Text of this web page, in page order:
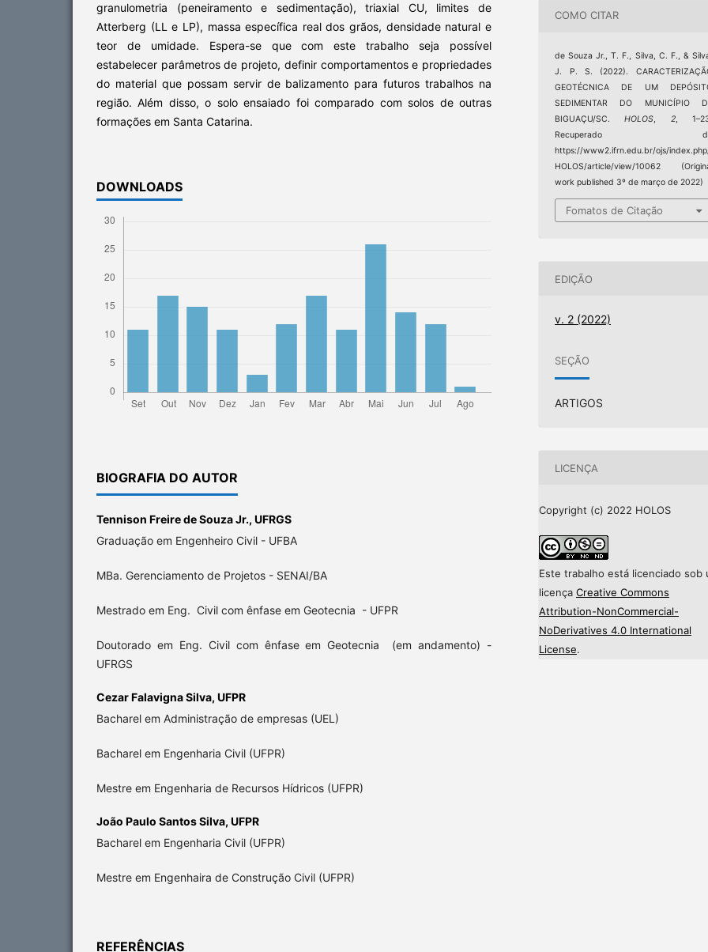
granulometria (peneiramento e sedimentação), triaxial CU, limites de
Atterberg (LL e LP), massa específica real dos grãos, densidade natural e
teor de umidade. Espera-se que com este trabalho seja possível
estabelecer parâmetros de projeto, definir comportamentos e propriedades
do material que possam servir de balizamento para futuros trabalhos na
região. Além disso, o solo ensaiado foi comparado com solos de outras
formações em Santa Catarina.
DOWNLOADS
BIOGRAFIA DO AUTOR
Tennison Freire de Souza Jr., UFRGS
Graduação em Engenheiro Civil - UFBA
MBa. Gerenciamento de Projetos - SENAI/BA
Mestrado em Eng. Civil com ênfase em Geotecnia - UFPR
Doutorado em Eng. Civil com ênfase em Geotecnia (em andamento) -
UFRGS
Cezar Falavigna Silva, UFPR
Bacharel em Administração de empresas (UEL)
Bacharel em Engenharia Civil (UFPR)
Mestre em Engenharia de Recursos Hídricos (UFPR)
João Paulo Santos Silva, UFPR
Bacharel em Engenharia Civil (UFPR)
Mestre em Engenhaira de Construção Civil (UFPR)
REFERÊNCIAS
COMO CITAR
de Souza Jr., T. F., Silva, C. F., &
J. P. S. (2022).
GEOTÉCNICA DE UM
SEDIMENTAR DO MUNICÍPIO
BIGUAÇU/SC.HOLOS, 2,
Recuperado
https://www2.ifrn.edu.br/ojs/
HOLOS/article/view/10062
work published 3º de março de 2022)
Fomatos de Citação
EDIÇÃO
v. 2 (2022)
SEÇÃO
ARTIGOS
LICENÇA
Copyright (c) 2022 HOLOS
Este trabalho está licenciado sob
licença Creative Commons
Attribution-NonCommercial-
NoDerivatives 4.0 International
License.